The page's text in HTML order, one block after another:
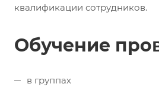
квалификации сотрудников.
Обучение
в группах